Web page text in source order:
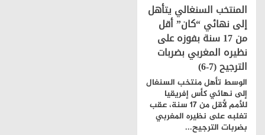
المنتخب السنغالي يتأهل
إلى نهائي “كان” أقل
من 17 سنة بفوزه على
نظيره المغربي بضربات
الترجيح (7-6)
الوسط تأهل منتخب السنغال
إلى نهائي كأس إفريقيا
للأمم لأقل من 17 سنة، عقب
تغلبه على نظيره المغربي
بضربات الترجيح...